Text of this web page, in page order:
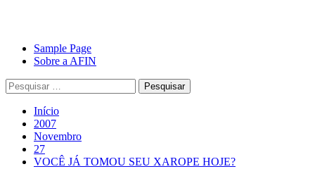
Avançar
para
conteúdo
Primary
Menu
Sample Page
Sobre a AFIN
Pesquisar
por:
Início
2007
Novembro
27
VOCÊ JÁ TOMOU SEU XAROPE HOJE?